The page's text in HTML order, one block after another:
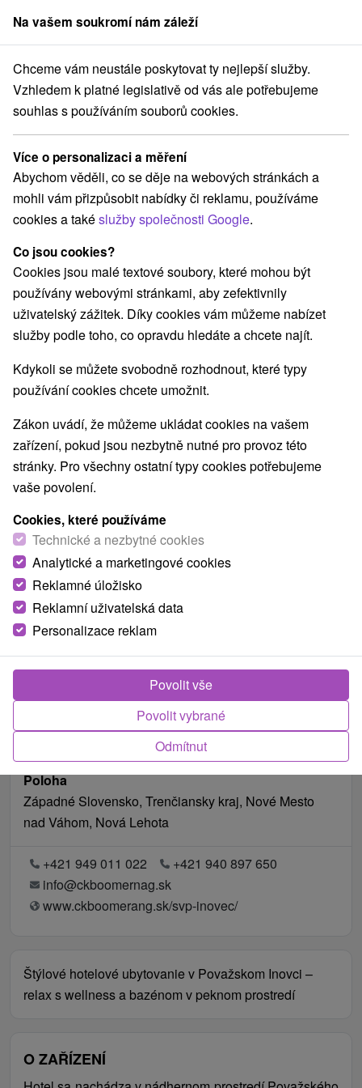
člen skupinySorger
Trenčiansky kraj Nová Lehota Hotel Inovec Nová Lehota
Hotel Inovec Nová Lehota
Nová Lehota
REZERVACE A VÝBĚR POBYTU
Kontaktujte přímo ubytovatele.
Navigovat do místa
O ZAŘÍZENÍ VYBAVENÍ
Poloha
Západné Slovensko, Trenčiansky kraj, Nové Mesto
nad Váhom, Nová Lehota
+421 949 011 022
+421 940 897 650
info@ckboomernag.sk
www.ckboomerang.sk/svp-inovec/
Štýlové hotelové ubytovanie v Považskom Inovci –
relax s wellness a bazénom v peknom prostredí
O ZAŘÍZENÍ
Na vašem soukromí nám záleží
Chceme vám neustále poskytovat ty nejlepší služby.
Vzhledem k platné legislativě od vás ale potřebujeme
souhlas s používáním souborů cookies.
Více o personalizaci a měření
Abychom věděli, co se děje na webových stránkách a
mohli vám přizpůsobit nabídky či reklamu, používáme
cookies a takéslužby společnosti Google.
Co jsou cookies?
Cookies jsou malé textové soubory, které mohou být
používány webovými stránkami, aby zefektivnily
uživatelský zážitek. Díky cookies vám můžeme nabízet
služby podle toho, co opravdu hledáte a chcete najít.
Kdykoli se můžete svobodně rozhodnout, které typy
používání cookies chcete umožnit.
Zákon uvádí, že můžeme ukládat cookies na vašem
zařízení, pokud jsou nezbytně nutné pro provoz této
stránky. Pro všechny ostatní typy cookies potřebujeme
vaše povolení.
Cookies, které používáme
Technické a nezbytné cookies
Analytické a marketingové cookies
Reklamné úložisko
Reklamní uživatelská data
Personalizace reklam
Odmítnut
Povolit vybrané
Povolit vše